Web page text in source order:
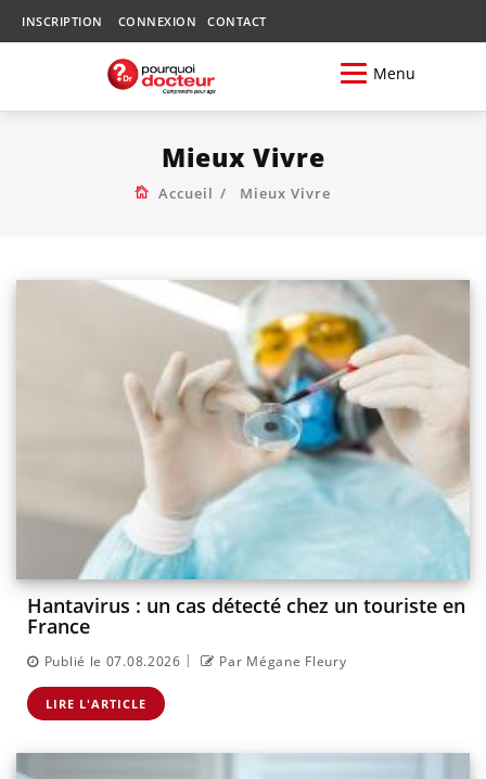
INSCRIPTION CONNEXION CONTACT
Menu
Mieux Vivre
Accueil Mieux Vivre
Hantavirus : un cas détecté chez un touriste en
France
Publié le 07.08.2026 | Par Mégane Fleury
LIRE L'ARTICLE